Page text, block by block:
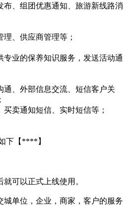
布、组团优惠通知、旅游新线路消
、供应商管理等；
专业的保养知识服务，发送活动通
通、外部信息交流、短信客户关
卖通知短信、实时短信等；
下【****】
可以正式上线使用。
城单位，企业，商家，客户的服务